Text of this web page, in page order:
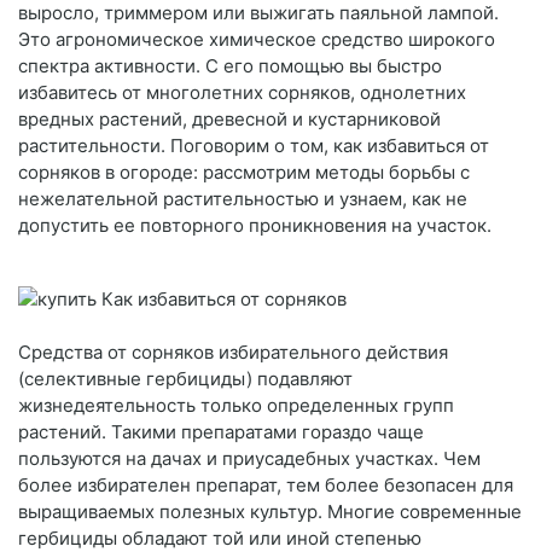
выросло, триммером или выжигать паяльной лампой.
Это агрономическое химическое средство широкого
спектра активности. С его помощью вы быстро
избавитесь от многолетних сорняков, однолетних
вредных растений, древесной и кустарниковой
растительности. Поговорим о том, как избавиться от
сорняков в огороде: рассмотрим методы борьбы с
нежелательной растительностью и узнаем, как не
допустить ее повторного проникновения на участок.
Средства от сорняков избирательного действия
(селективные гербициды) подавляют
жизнедеятельность только определенных групп
растений. Такими препаратами гораздо чаще
пользуются на дачах и приусадебных участках. Чем
более избирателен препарат, тем более безопасен для
выращиваемых полезных культур. Многие современные
гербициды обладают той или иной степенью